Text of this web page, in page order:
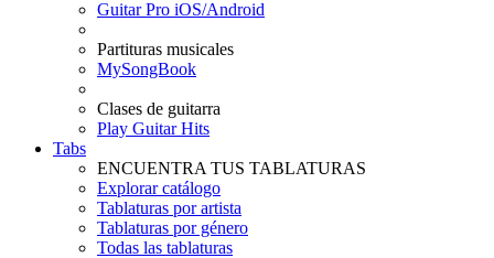
Guitar Pro iOS/Android
Partituras musicales
MySongBook
Clases de guitarra
Play Guitar Hits
Tabs
ENCUENTRA TUS TABLATURAS
Explorar catálogo
Tablaturas por artista
Tablaturas por género
Todas las tablaturas